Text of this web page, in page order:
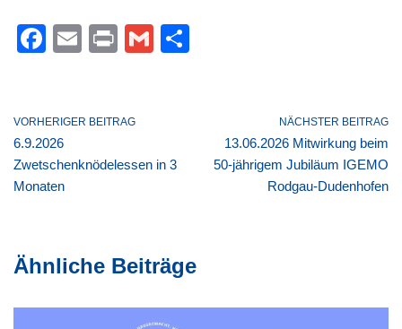
F
e
b
o
E
Pr
G
VORHERIGER BEITRAG
6.9.2026
Zwetschenknödelessen in 3
Monaten
NÄCHSTER BEITRAG
13.06.2026 Mitwirkung beim
50-jährigem Jubiläum IGEMO
Rodgau-Dudenhofen
Ähnliche Beiträge